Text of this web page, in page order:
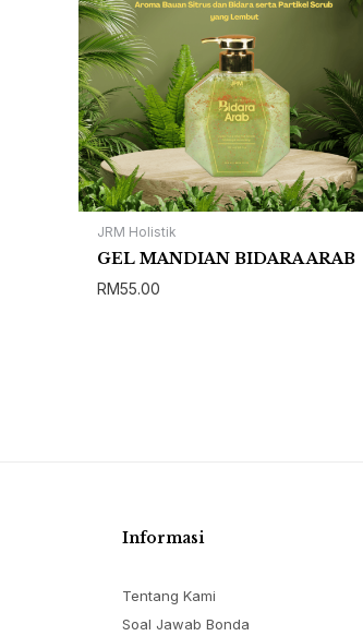
JRM Holistik
GEL MANDIAN BIDARA ARAB
RM55.00
Informasi
Tentang Kami
Soal Jawab Bonda